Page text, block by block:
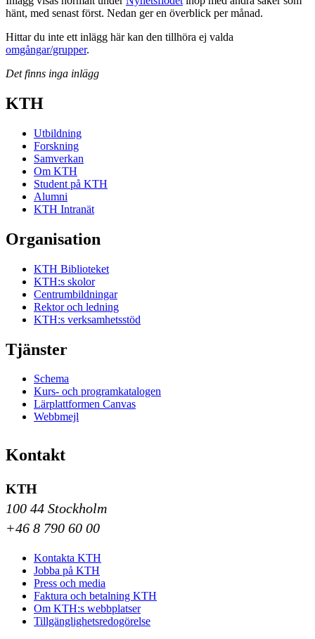
hänt, med senast först. Nedan ger en överblick per månad.
Hittar du inte ett inlägg här kan den tillhöra ej valda
omgångar/grupper.
Det finns inga inlägg
KTH
Utbildning
Forskning
Samverkan
Om KTH
Student på KTH
Alumni
KTH Intranät
Organisation
KTH Biblioteket
KTH:s skolor
Centrumbildningar
Rektor och ledning
KTH:s verksamhetsstöd
Tjänster
Schema
Kurs- och programkatalogen
Lärplattformen Canvas
Webbmejl
Kontakt
KTH
100 44 Stockholm
+46 8 790 60 00
Kontakta KTH
Jobba på KTH
Press och media
Faktura och betalning KTH
Om KTH:s webbplatser
Tillgänglighetsredogörelse